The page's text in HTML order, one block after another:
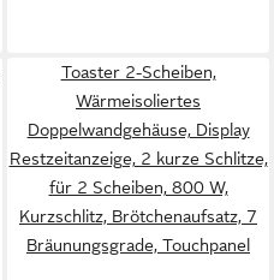
Toaster 2-Scheiben,
Wärmeisoliertes
Doppelwandgehäuse, Display
Restzeitanzeige, 2 kurze Schlitze,
für 2 Scheiben, 800 W,
Kurzschlitz, Brötchenaufsatz, 7
Bräunungsgrade, Touchpanel